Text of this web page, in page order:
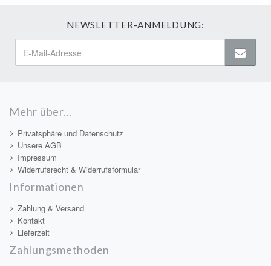
NEWSLETTER-ANMELDUNG:
Mehr über...
Privatsphäre und Datenschutz
Unsere AGB
Impressum
Widerrufsrecht & Widerrufsformular
Informationen
Zahlung & Versand
Kontakt
Lieferzeit
Zahlungsmethoden